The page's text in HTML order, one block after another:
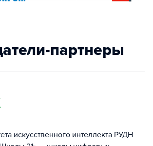
партнеры
искусственного интеллекта РУДН